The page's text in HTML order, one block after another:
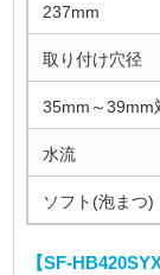
237mm
取り付け穴径
35mm～39mm
水流
ソフト(泡まつ)
【SF-